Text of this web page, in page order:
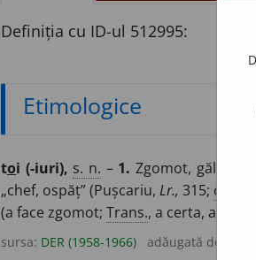
Definiția cu ID-ul 512995:
Etimologice
toi (-iuri), s. n. – 1. Zgomot, gălăgie,
„chef, ospăț” (Pușcariu, Lr., 315; cf.
(a face zgomot; Trans., a certa, a
sursa: DER (1958-1966) adăugată de